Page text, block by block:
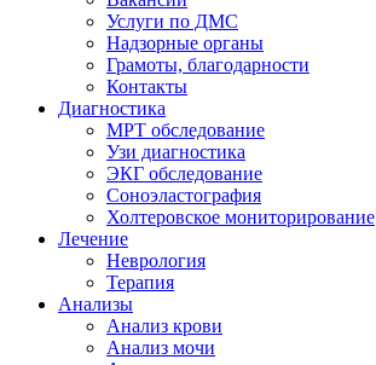
Услуги по ДМС
Надзорные органы
Грамоты, благодарности
Контакты
Диагностика
МРТ обследование
Узи диагностика
ЭКГ обследование
Соноэластография
Холтеровское мониторирование
Лечение
Неврология
Терапия
Анализы
Анализ крови
Анализ мочи